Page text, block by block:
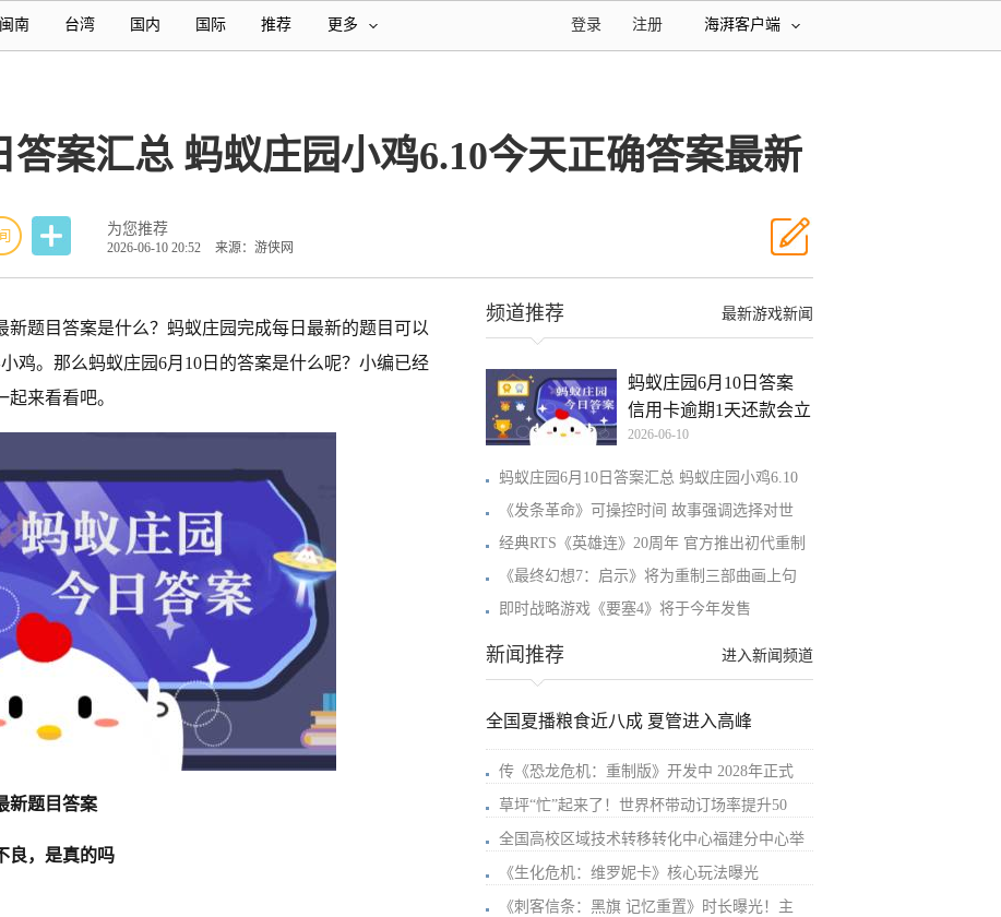
闽南 台湾 国内 国际 推荐 更多 海湃客户端
注册
登录
答案汇总 蚂蚁庄园小鸡6.10今天正确答案最新
为您推荐
2026-06-10 20:52 来源：游侠网
新题目答案是什么？蚂蚁庄园完成每日最新的题目可以
鸡。那么蚂蚁庄园6月10日的答案是什么呢？小编已经
来看看吧。
新题目答案
良，是真的吗
最新游戏新闻
频道推荐
蚂蚁庄园6月10日答案
信用卡逾期1天还款会立
2026-06-10
蚂蚁庄园6月10日答案汇总 蚂蚁庄园小鸡6.10
《发条革命》可操控时间 故事强调选择对世
经典RTS《英雄连》20周年 官方推出初代重制
《最终幻想7：启示》将为重制三部曲画上句
即时战略游戏《要塞4》将于今年发售
进入新闻频道
新闻推荐
全国夏播粮食近八成 夏管进入高峰
传《恐龙危机：重制版》开发中 2028年正式
草坪“忙”起来了！世界杯带动订场率提升50
全国高校区域技术转移转化中心福建分中心举
《生化危机：维罗妮卡》核心玩法曝光
《刺客信条：黑旗 记忆重置》时长曝光！主